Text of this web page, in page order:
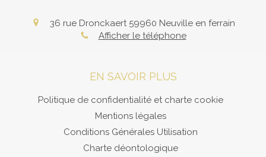
36 rue Dronckaert 59960 Neuville en ferrain
Afficher le téléphone
EN SAVOIR PLUS
Politique de confidentialité et charte cookie
Mentions légales
Conditions Générales Utilisation
Charte déontologique